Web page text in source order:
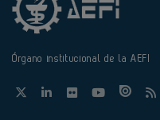
Órgano institucional de la AEFI